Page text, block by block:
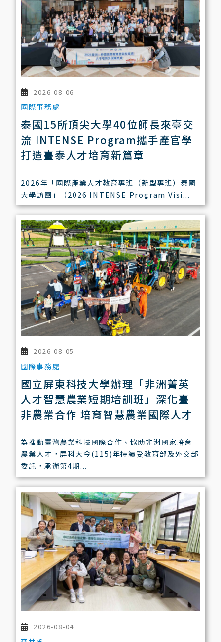
2026-08-06
國際事務處
泰國15所頂尖大學40位師長來臺交
流 INTENSE Program攜手產官學
打造臺泰人才培育新篇章
2026年「國際產業人才教育專班（新型專班）泰國
大學訪團」（2026 INTENSE Program Visi...
2026-08-05
國際事務處
國立屏東科技大學辦理「非洲菁英
人才智慧農業短期培訓班」深化臺
非農業合作 培育智慧農業國際人才
為推動臺灣農業科技國際合作、協助非洲國家培育
農業人才，屏科大今(115)年持續受教育部及外交部
委託，承辦第4期...
2026-08-04